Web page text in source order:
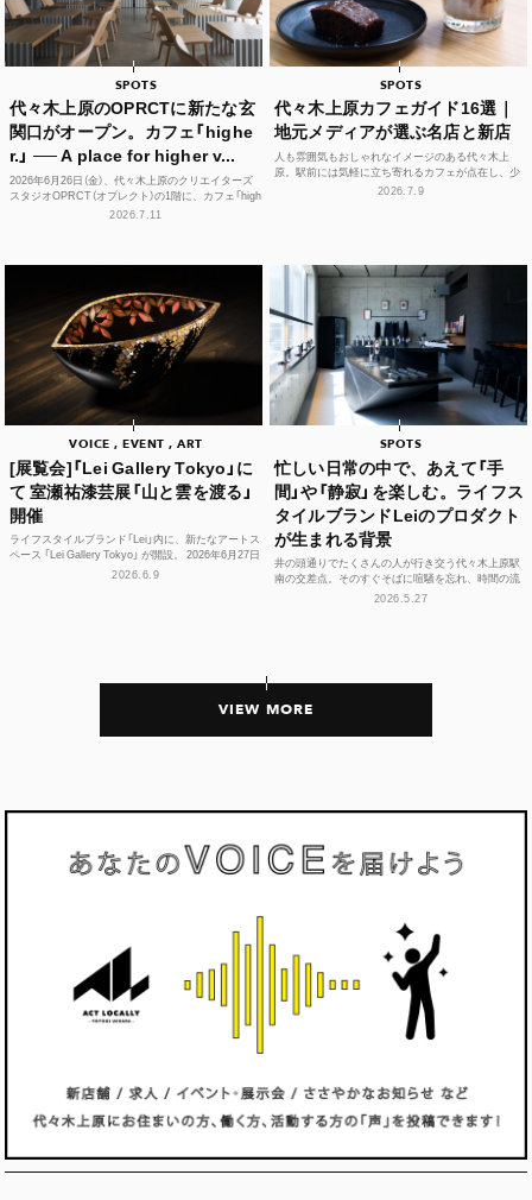
SPOTS
代々木上原のOPRCTに新たな玄
関口がオープン。カフェ「highe
r.」 ── A place for higher v...
2026年6月26日（金）、代々木上原のクリエイターズ
スタジオOPRCT（オプレクト）の1階に、カフェ「high
er.」（ハイアー）がグランドオープンし...
2026.7.11
SPOTS
代々木上原カフェガイド16選｜
地元メディアが選ぶ名店と新店
人も雰囲気もおしゃれなイメージのある代々木上
原。駅前には気軽に立ち寄れるカフェが点在し、少
し歩けば、コーヒーやスイーツ、空間づくりにこだ
2026.7.9
VOICE , EVENT , ART
[展覧会]「Lei Gallery Tokyo」に
て 室瀬祐漆芸展「山と雲を渡る」
開催
ライフスタイルブランド「Lei」内に、新たなアートス
ペース 「Lei Gallery Tokyo」 が開設。 2026年6月27日
（土）から、初の企画展...2026.6.9
SPOTS
忙しい日常の中で、あえて「手
間」や「静寂」を楽しむ。ライフス
タイルブランドLeiのプロダクト
が生まれる背景
井の頭通りでたくさんの人が行き交う代々木上原駅
南の交差点。そのすぐそばに喧騒を忘れ、時間の流
れや感性をフラットに整えられる空間があります。
2026.5.27
VIEW MORE